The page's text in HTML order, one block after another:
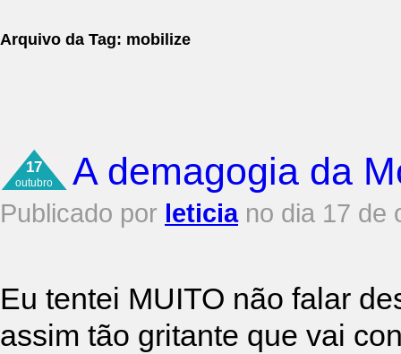
Arquivo da Tag: mobilize
17
outubro A demagogia da
Publicado por leticiano dia 17 de
Eu tentei MUITO não falar
assim tão gritante que vai